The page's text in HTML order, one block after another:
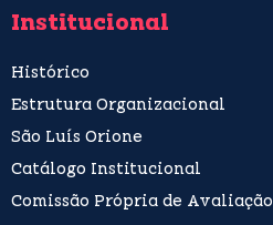
Institucional
Histórico
Estrutura Organizacional
São Luís Orione
Catálogo Institucional
Comissão Própria de Avaliação